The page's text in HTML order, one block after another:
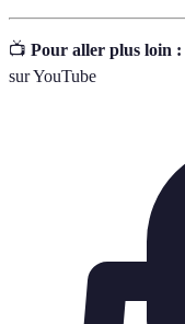
📺 Pour aller plus loin :
sur YouTube